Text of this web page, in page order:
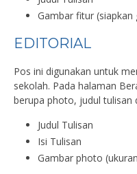
Gambar fitur (siapkan
EDITORIAL
Pos ini digunakan untuk
sekolah. Pada halaman
berupa photo, judul
Judul Tulisan
Isi Tulisan
Gambar photo